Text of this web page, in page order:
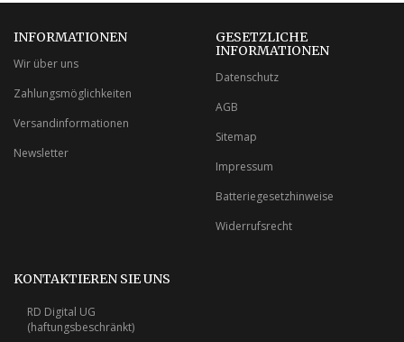
INFORMATIONEN
Wir über uns
Zahlungsmöglichkeiten
Versandinformationen
Newsletter
GESETZLICHE
INFORMATIONEN
Datenschutz
AGB
Sitemap
Impressum
Batteriegesetzhinweise
Widerrufsrecht
KONTAKTIEREN SIE UNS
RD Digital UG
(haftungsbeschränkt)